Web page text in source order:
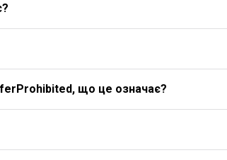
що це означає?